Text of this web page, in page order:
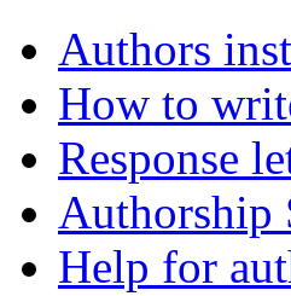
Authors
How to
Response
Authorship
Help for